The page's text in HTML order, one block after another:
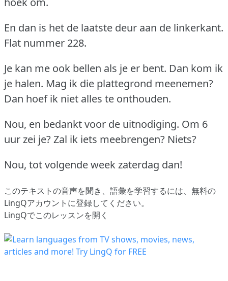
En dan is het de laatste deur aan de linkerkant.
Flat nummer 228.
Je kan me ook bellen als je er bent. Dan kom ik
je halen. Mag ik die plattegrond meenemen?
Dan hoef ik niet alles te onthouden.
Nou, en bedankt voor de uitnodiging. Om 6
uur zei je?Zal ik iets meebrengen? Niets?
Nou, tot volgende week zaterdag dan!
このテキストの音声を聞き、語彙を学習するには、 無料の
LingQアカウントに登録してください。
LingQでこのレッスンを開く